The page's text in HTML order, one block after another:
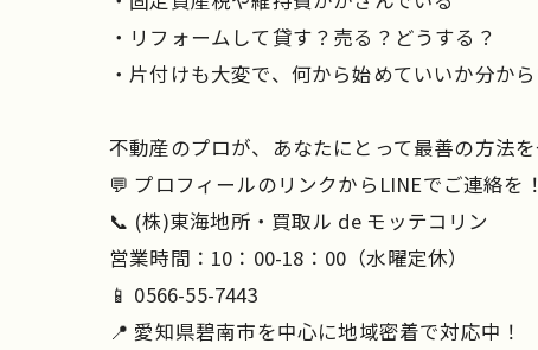
・リフォームして貸す？売る？どうする？
・片付けも大変で、何から始めていいか分か
不動産のプロが、あなたにとって最善の方法
💬 プロフィールのリンクからLINEでご連絡を！
📞 (株)東海地所・買取ル de モッテコリン
営業時間：10：00-18：00（水曜定休）
📱 0566-55-7443
📍 愛知県碧南市を中心に地域密着で対応中！